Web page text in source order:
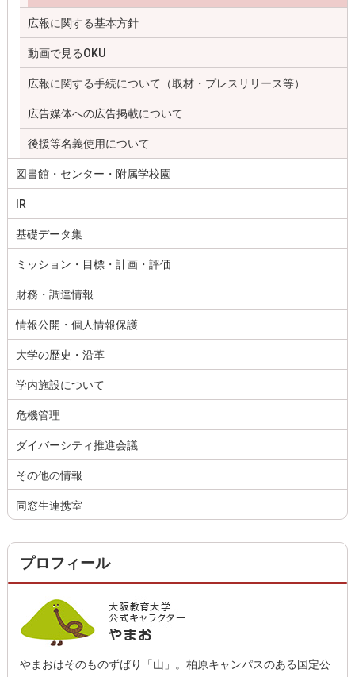
広報に関する基本方針
動画で見るOKU
広報に関する手続について（取材・プレスリリース等）
広告媒体への広告掲載について
後援等名義使用について
図書館・センター・附属学校園
IR
基礎データ集
ミッション・目標・計画・評価
財務・調達情報
情報公開・個人情報保護
大学の歴史・沿革
学内施設について
危機管理
ダイバーシティ推進会議
その他の情報
同窓生連携室
プロフィール
やまおはそのものずばり「山」。柏原キャンパスのある国定公